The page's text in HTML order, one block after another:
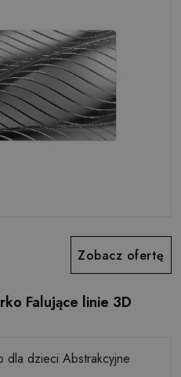
Zobacz ofertę
Falujące linie 3D